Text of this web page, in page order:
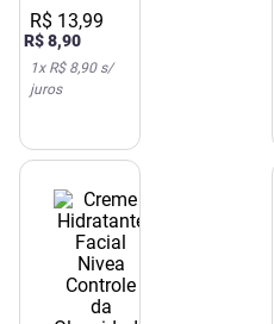
50ml
R$ 13,99
R$8,90
1x R$ 8,90s/
juros